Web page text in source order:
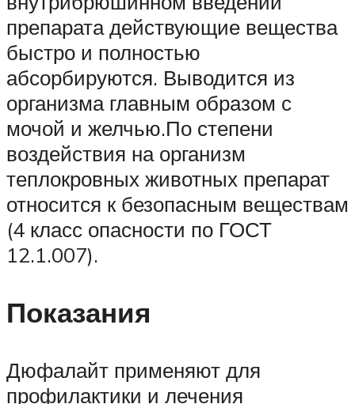
препарата действующие вещества
быстро и полностью
абсорбируются. Выводится из
организма главным образом с
мочой и желчью.По степени
воздействия на организм
теплокровных животных препарат
относится к безопасным веществам
(4 класс опасности по ГОСТ
12.1.007).
Показания
Дюфалайт применяют для
профилактики и лечения